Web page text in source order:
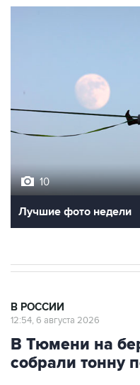
10
Лучшие фото недели
В РОССИИ
12:54, 6 августа 2026
В Тюмени на
собрали тонну